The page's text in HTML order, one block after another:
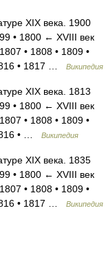
XIX века. 1900
• 1800 ← XVIII век
• 1808 • 1809 •
• 1817 …
Википедия
XIX века. 1813
• 1800 ← XVIII век
• 1808 • 1809 •
• …
Википедия
XIX века. 1835
• 1800 ← XVIII век
• 1808 • 1809 •
• 1817 …
Википедия